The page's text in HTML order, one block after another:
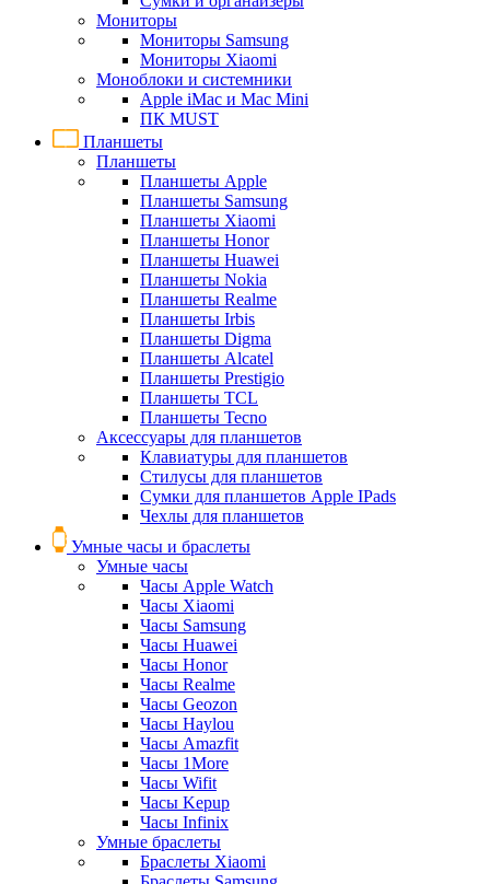
Мониторы
Мониторы Samsung
Мониторы Xiaomi
Моноблоки и системники
Apple iMac и Mac Mini
ПК MUST
Планшеты
Планшеты
Планшеты Apple
Планшеты Samsung
Планшеты Xiaomi
Планшеты Honor
Планшеты Huawei
Планшеты Nokia
Планшеты Realme
Планшеты Irbis
Планшеты Digma
Планшеты Alcatel
Планшеты Prestigio
Планшеты TCL
Планшеты Tecno
Аксессуары для планшетов
Клавиатуры для планшетов
Стилусы для планшетов
Сумки для планшетов Apple IPads
Чехлы для планшетов
Умные часы и браслеты
Умные часы
Часы Apple Watch
Часы Xiaomi
Часы Samsung
Часы Huawei
Часы Honor
Часы Realme
Часы Geozon
Часы Haylou
Часы Amazfit
Часы 1More
Часы Wifit
Часы Kepup
Часы Infinix
Умные браслеты
Браслеты Xiaomi